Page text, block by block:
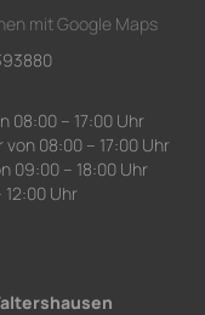
mit Google Maps
08:00 – 17:00 Uhr
08:00 – 17:00 Uhr
09:00 – 18:00 Uhr
12:00 Uhr